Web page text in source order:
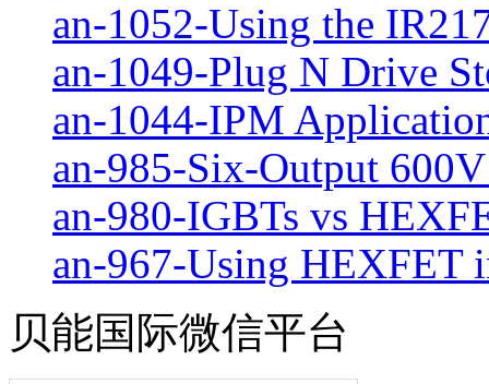
an-1052-Using the
an-1049-Plug N Drive
an-1044-IPM
an-985-Six-Output
an-980-IGBTs vs
an-967-Using HEXFET
贝能国际微信平台